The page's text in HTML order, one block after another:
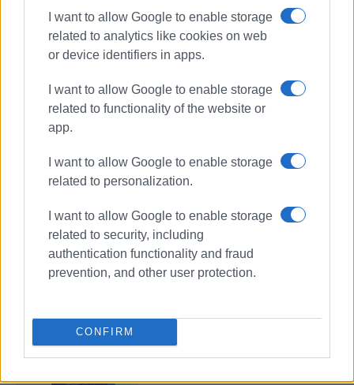
I want to allow Google to enable storage
related to analytics like cookies on web
or device identifiers in apps.
I want to allow Google to enable storage
related to functionality of the website or
app.
I want to allow Google to enable storage
related to personalization.
I want to allow Google to enable storage
related to security, including
authentication functionality and fraud
prevention, and other user protection.
CONFIRM
την ψυσική μας υγεία"
υγείας επισκέφθηκε κλιμάκιο του
ΚΚΕ
Βόρεια Κέρκυρα: Ημερίδα με θέμα
"Ψυχική Υγεία: Όταν το σώμα
μιλάει"
Κλιμάκιο ψυχολόγων σε
Διαπόντια και Παξούς με αίτημα
Μ. Μάστορα